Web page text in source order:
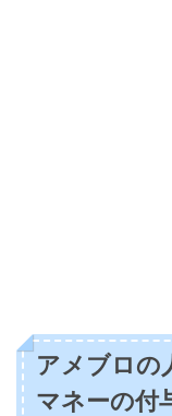
アメブロの
マネーの付